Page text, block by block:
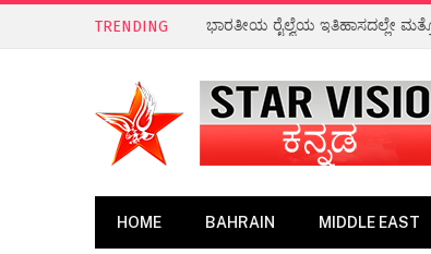
TRENDING ಭಾರತದ ಹಲವೆಡೆ ಭಾರಿ ಮಳೆಯ ಸಾಧ್ಯತೆ
HOME BAHRAIN MIDDLE EAST